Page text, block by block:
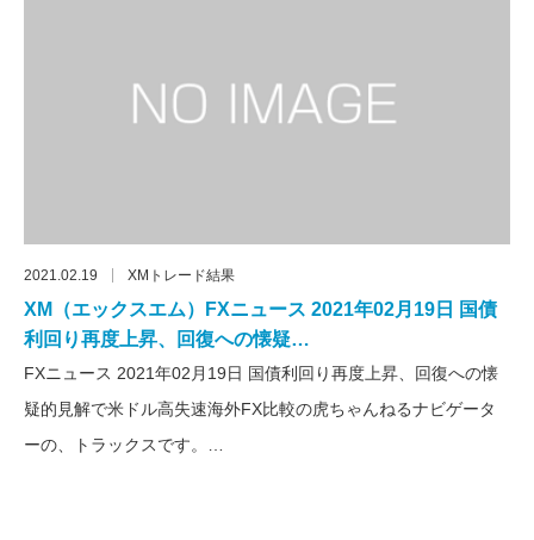
2021.02.19 XMトレード結果
XM（エックスエム）FXニュース 2021年02月19日 国債
利回り再度上昇、回復への懐疑…
FXニュース 2021年02月19日 国債利回り再度上昇、回復への懐
疑的見解で米ドル高失速海外FX比較の虎ちゃんねるナビゲータ
ーの、トラックスです。…